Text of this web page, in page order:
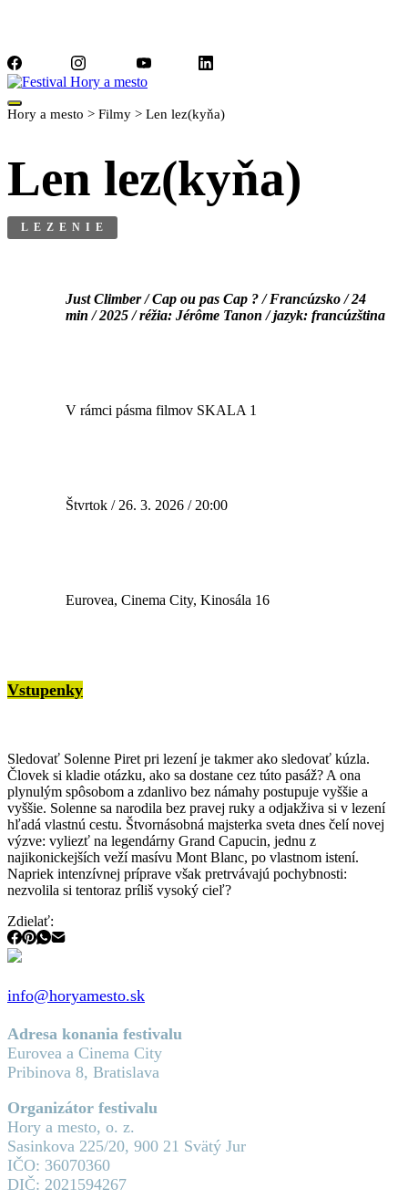
Hory a mesto > Filmy > Len lez(kyňa)
Len lez(kyňa)
LEZENIE
Just Climber / Cap ou pas Cap ? / Francúzsko / 24
min / 2025 / réžia: Jérôme Tanon / jazyk: francúzština
V rámci pásma filmov SKALA 1
Štvrtok / 26. 3. 2026 / 20:00
Eurovea, Cinema City, Kinosála 16
Vstupenky
Sledovať Solenne Piret pri lezení je takmer ako sledovať kúzla.
Človek si kladie otázku, ako sa dostane cez túto pasáž? A ona
plynulým spôsobom a zdanlivo bez námahy postupuje vyššie a
vyššie. Solenne sa narodila bez pravej ruky a odjakživa si v lezení
hľadá vlastnú cestu. Štvornásobná majsterka sveta dnes čelí novej
výzve: vyliezť na legendárny Grand Capucin, jednu z
najikonickejších veží masívu Mont Blanc, po vlastnom istení.
Napriek intenzívnej príprave však pretrvávajú pochybnosti:
nezvolila si tentoraz príliš vysoký cieľ?
Zdielať:
info@horyamesto.sk
Adresa konania festivalu
Eurovea a Cinema City
Pribinova 8, Bratislava
Organizátor festivalu
Hory a mesto, o. z.
Sasinkova 225/20, 900 21 Svätý Jur
IČO: 36070360
DIČ: 2021594267